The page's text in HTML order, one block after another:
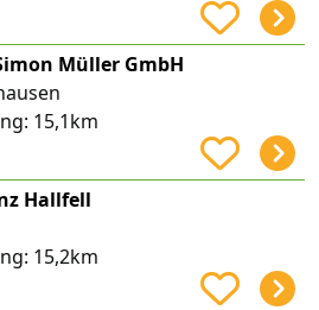
Müller GmbH
15,1km
Hallfell
15,2km